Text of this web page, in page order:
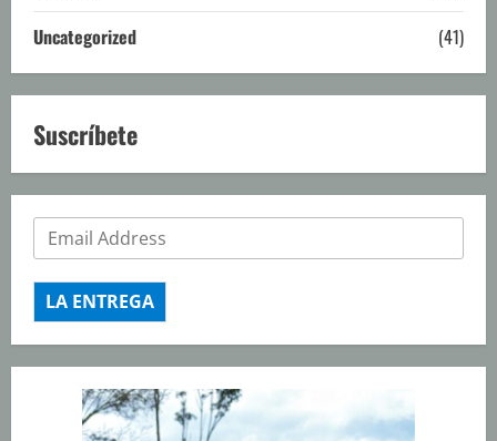
Uncategorized
(41)
Suscríbete
LA ENTREGA